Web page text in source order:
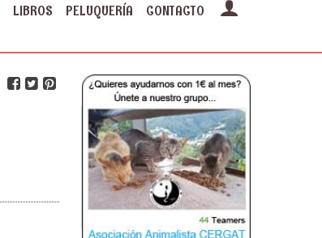
LIBROS PELUQUERÍA CONTACTO